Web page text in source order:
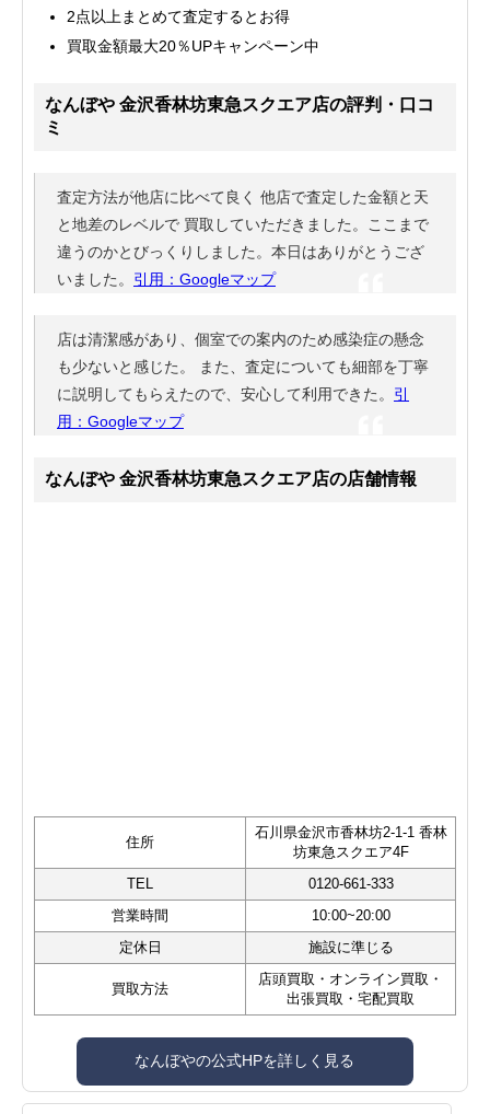
2点以上まとめて査定するとお得
買取金額最大20％UPキャンペーン中
なんぼや 金沢香林坊東急スクエア店の評判・口コ
ミ
査定方法が他店に比べて良く 他店で査定した金額と天
と地差のレベルで 買取していただきました。ここまで
違うのかとびっくりしました。本日はありがとうござ
いました。 引用：Googleマップ
店は清潔感があり、個室での案内のため感染症の懸念
も少ないと感じた。 また、査定についても細部を丁寧
に説明してもらえたので、安心して利用できた。 引
用：Googleマップ
なんぼや 金沢香林坊東急スクエア店の店舗情報
住所
石川県金沢市香林坊2-1-1 香林
坊東急スクエア4F
TEL
0120-661-333
営業時間
10:00~20:00
定休日
施設に準じる
買取方法
店頭買取・オンライン買取・
出張買取・宅配買取
なんぼやの公式HPを詳しく見る